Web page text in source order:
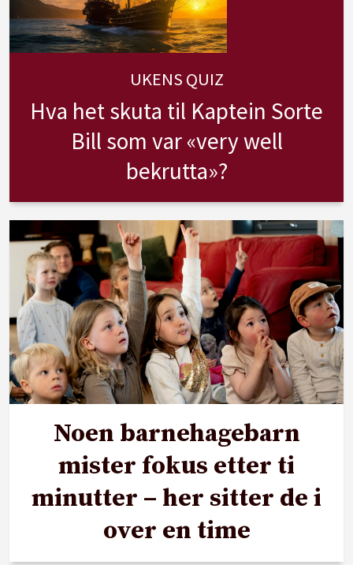
UKENS QUIZ
Hva het skuta til Kaptein Sorte
Bill som var «very well
bekrutta»?
Noen barnehagebarn
mister fokus etter ti
minutter – her sitter de i
over en time